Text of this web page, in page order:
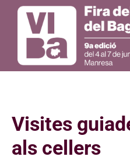
Skip
Programa
Visites
als cellers